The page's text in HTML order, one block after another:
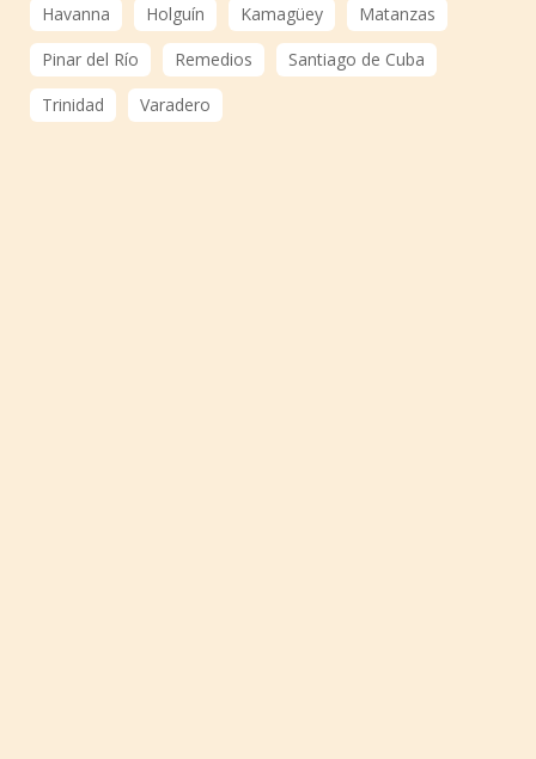
Havanna
Holguín Kamagüey
Matanzas
Pinar del Río
Remedios
Santiago de Cuba
Trinidad
Varadero